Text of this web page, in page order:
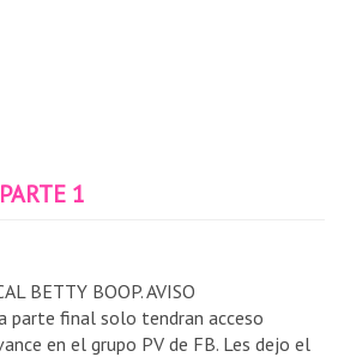
1
BETTY BOOP. AVISO
parte final solo tendran acceso
en el grupo PV de FB. ​Les dejo el